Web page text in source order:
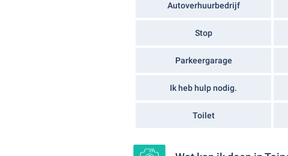
Autoverhuurbedrijf
Stop
Parkeergarage
Ik heb hulp nodig.
Toilet